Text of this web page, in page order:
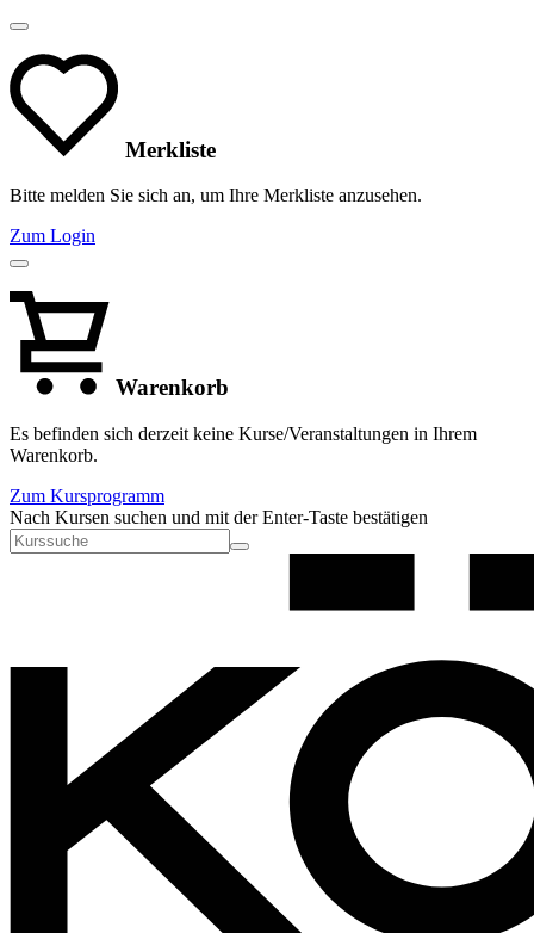
Merkliste
Bitte melden Sie sich an, um Ihre Merkliste anzusehen.
Zum Login
Warenkorb
Es befinden sich derzeit keine Kurse/Veranstaltungen in Ihrem
Warenkorb.
Zum Kursprogramm
Nach Kursen suchen und mit der Enter-Taste bestätigen